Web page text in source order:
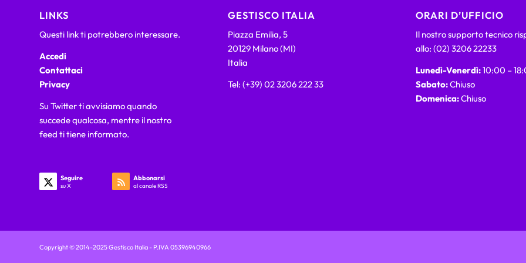
LINKS
Questi link ti potrebbero interessare.
Accedi
Contattaci
Privacy
Su Twitter ti avvisiamo quando
succede qualcosa, mentre il nostro
feed ti tiene informato.
Seguire
su X
Abbonarsi
al canale RSS
GESTISCO ITALIA
Piazza Emilia, 5
20129 Milano (MI)
Italia
Tel: (+39) 02 3206 222 33
ORARI D’UFFICIO
Il nostro supporto tecnico
allo: (02) 3206 22233
Lunedì-Venerdì:10:00 –
Sabato:Chiuso
Domenica:Chiuso
Copyright © 2014-2025 Gestisco Italia - P.IVA 05396940966